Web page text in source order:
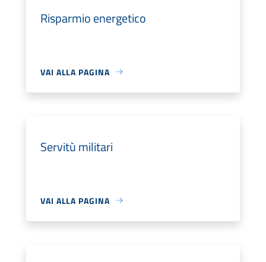
Risparmio energetico
VAI ALLA PAGINA
Servitù militari
VAI ALLA PAGINA